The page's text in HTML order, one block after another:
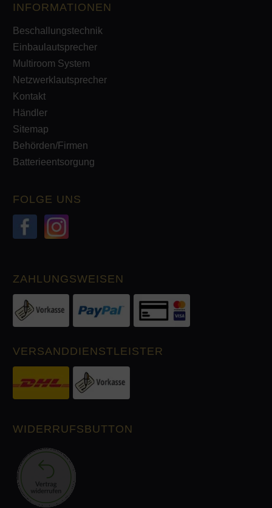
INFORMATIONEN
Beschallungstechnik
Einbaulautsprecher
Multiroom System
Netzwerklautsprecher
Kontakt
Händler
Sitemap
Behörden/Firmen
Batterieentsorgung
FOLGE UNS
ZAHLUNGSWEISEN
VERSANDDIENSTLEISTER
WIDERRUFSBUTTON